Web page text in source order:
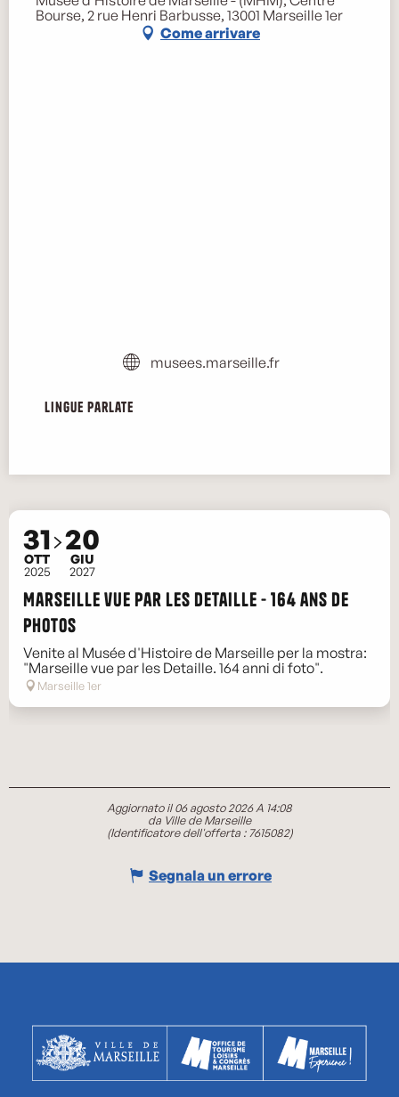
Bourse, 2 rue Henri Barbusse, 13001 Marseille 1er
Come arrivare
musees.marseille.fr
Lingue parlate
Lingue parlate
31
OTT
2025
20
GIU
2027
Marseille vue par les Detaille - 164 ans de
photos
Venite al Musée d'Histoire de Marseille per la mostra:
"Marseille vue par les Detaille. 164 anni di foto".
Marseille 1er
Aggiornato il 06 agosto 2026 A 14:08
da Ville de Marseille
(Identificatore dell'offerta :7615082)
Segnala un errore